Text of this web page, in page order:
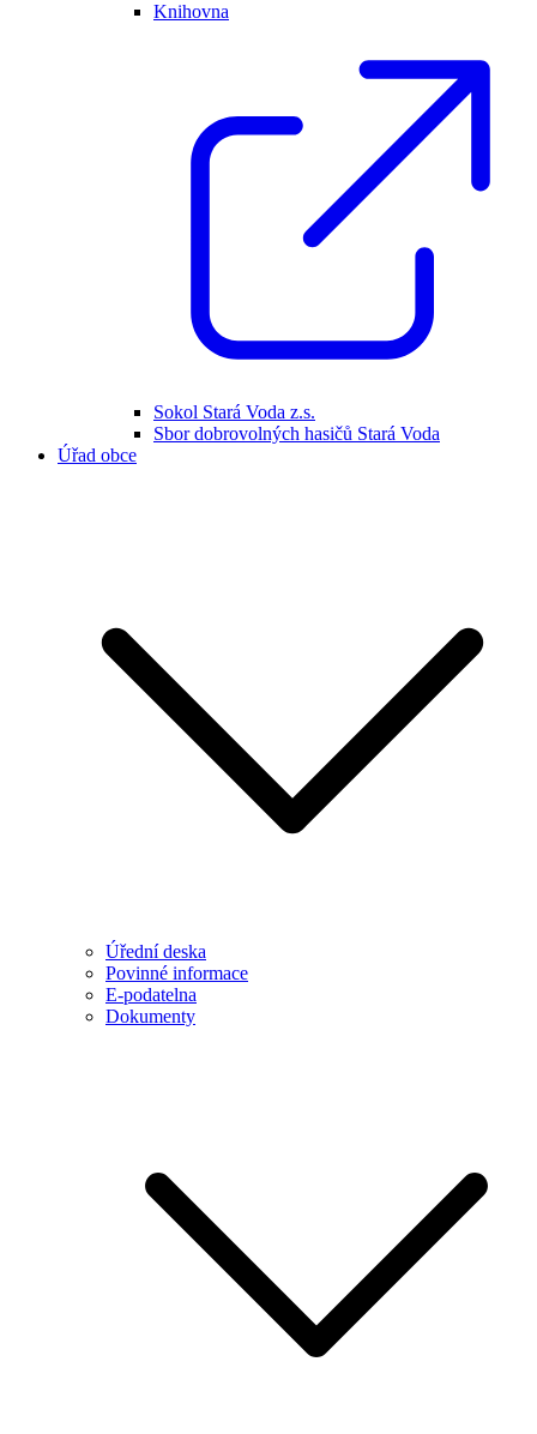
Knihovna
Sokol Stará Voda z.s.
Sbor dobrovolných hasičů Stará Voda
Úřad obce
Úřední deska
Povinné informace
E-podatelna
Dokumenty